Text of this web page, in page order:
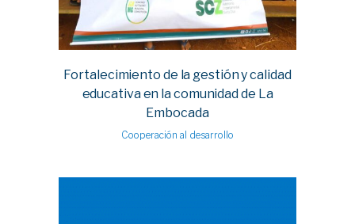
Fortalecimiento de la gestión y calidad
educativa en la comunidad de La
Embocada
Cooperación al desarrollo